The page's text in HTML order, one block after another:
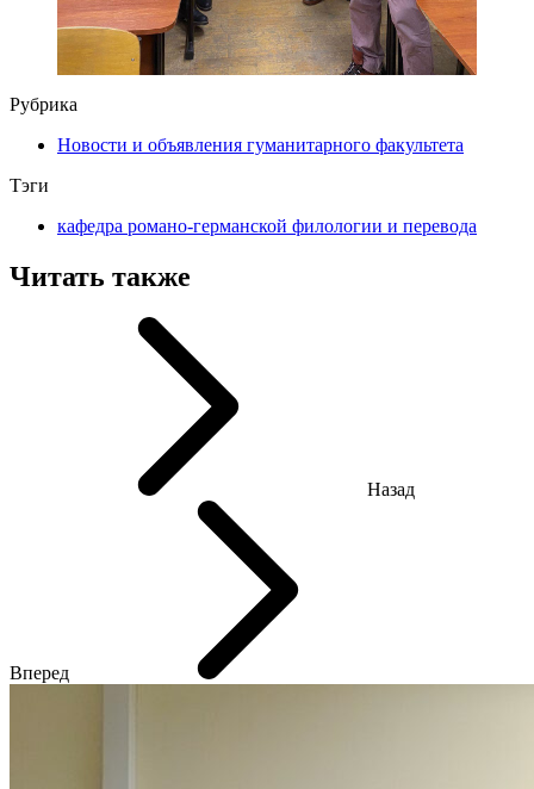
Рубрика
Новости и объявления гуманитарного факультета
Тэги
кафедра романо-германской филологии и перевода
Читать также
Назад
Вперед